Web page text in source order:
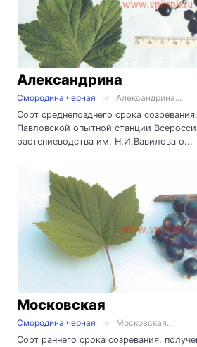
Александрина
Смородина черная
Александрина...
Сорт среднепозднего срока
Павловской опытной станции
растениеводства им. Н.И.Вавилова о...
Московская
Смородина черная
Московская...
Сорт раннего срока созревания,